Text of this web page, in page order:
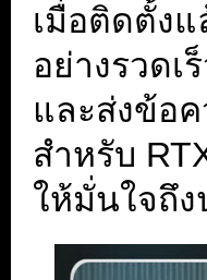
เมื่อติดตั้ง
อย่างรวดเ
และส่งข้อค
สำหรับ
ให้มั่นใจถึ